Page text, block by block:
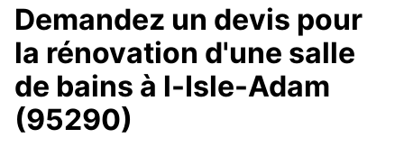
Demandez un devis pour
la rénovation d'une salle
de bains à l-Isle-Adam
(95290)